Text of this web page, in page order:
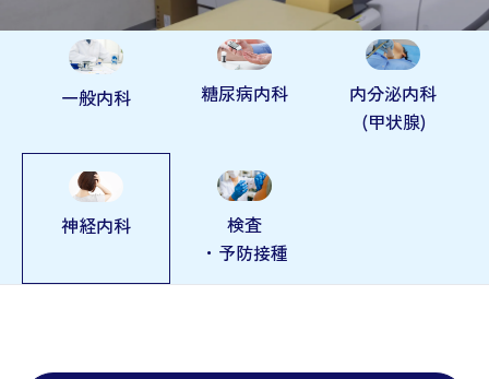
一般内科 糖尿病内科
内分泌内科
(甲状腺)
神経内科
検査
・予防接種